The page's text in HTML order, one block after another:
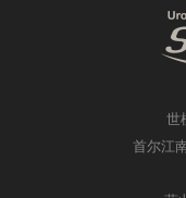
世
首尔江